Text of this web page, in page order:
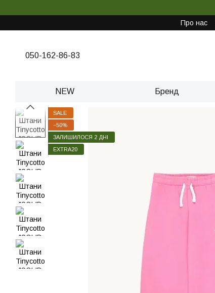
Про нас
050-162-86-83
NEW Бренд
SALE
−50%
ЗАЛИШИЛОСЯ 2 ДНІ
EXTRA20